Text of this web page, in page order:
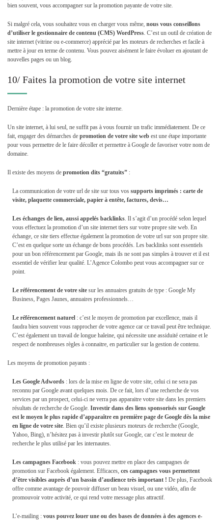
bien souvent, vous accompagner sur la promotion payante de votre site.
Si malgré cela, vous souhaitez vous en charger vous même, nous vous conseillons
d’utiliser le gestionnaire de contenu (CMS) WordPress. C’est un outil de création de
site internet (vitrine ou e-commerce) apprécié par les moteurs de recherches et facile à
mettre à jour en terme de contenu. Vous pouvez aisément le faire évoluer en ajoutant de
nouvelles pages ou un blog.
10/ Faites la promotion de votre site internet
Dernière étape : la promotion de votre site interne.
Un site internet, à lui seul, ne suffit pas à vous fournir un trafic immédiatement. De ce
fait, engager des démarches de promotion de votre site web est une étape importante
pour vous permettre de le faire décoller et permettre à Google de favoriser votre nom de
domaine.
Il existe des moyens de promotion dits “gratuits” :
La communication de votre url de site sur tous vos supports imprimés : carte de
visite, plaquette commerciale, papier à entête, factures, devis…
Les échanges de lien, aussi appelés backlinks. Il s’agit d’un procédé selon lequel
vous effectuez la promotion d’un site internet tiers sur votre propre site web. En
échange, ce site tiers effectue également la promotion de votre url sur son propre site.
C’est en quelque sorte un échange de bons procédés. Les backlinks sont essentiels
pour un bon référencement par Google, mais ils ne sont pas simples à trouver et il est
essentiel de vérifier leur qualité. L’Agence Colombo peut vous accompagner sur ce
point.
Le référencement de votre site sur les annuaires gratuits de type : Google My
Business, Pages Jaunes, annuaires professionnels…
Le référencement naturel : c’est le moyen de promotion par excellence, mais il
faudra bien souvent vous rapprocher de votre agence car ce travail peut être technique.
C’est également un travail de longue haleine, qui nécessite une assiduité certaine et le
respect de nombreuses règles à connaitre, en particulier sur la gestion de contenu.
Les moyens de promotion payants :
Les Google Adwords : lors de la mise en ligne de votre site, celui ci ne sera pas
reconnu par Google avant quelques mois. De ce fait, lors d’une recherche de vos
services par un prospect, celui-ci ne verra pas apparaitre votre site dans les premiers
résultats de recherche de Google. Investir dans des liens sponsorisés sur Google
est le moyen le plus rapide d’apparaître en première page de Google dès la mise
en ligne de votre site. Bien qu’il existe plusieurs moteurs de recherche (Google,
Yahoo, Bing), n’hésitez pas à investir plutôt sur Google, car c’est le moteur de
recherche le plus utilisé par les internautes.
Les campagnes Facebook : vous pouvez mettre en place des campagnes de
promotion sur Facebook également. Efficaces, ces campagnes vous permettent
d’être visibles auprès d’un bassin d’audience très important ! De plus, Facebook
offre comme avantage de pouvoir diffuser un beau visuel, ou une vidéo, afin de
promouvoir votre activité, ce qui rend votre message plus attractif.
L’e-mailing : vous pouvez louer une ou des bases de données à des agences e-